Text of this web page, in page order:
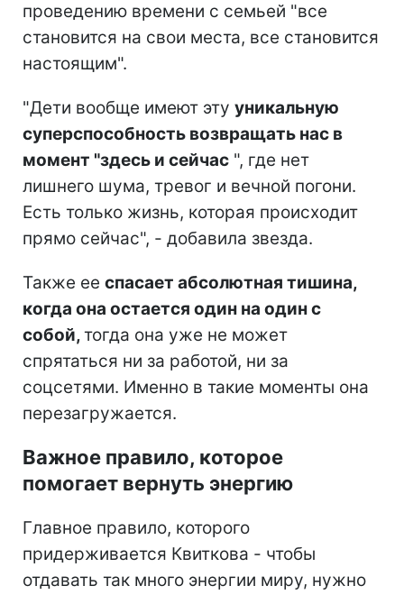
проведению времени с семьей "все
становится на свои места, все становится
настоящим".
"Дети вообще имеют эту уникальную
суперспособность возвращать нас в
момент "здесь и сейчас ", где нет
лишнего шума, тревог и вечной погони.
Есть только жизнь, которая происходит
прямо сейчас", - добавила звезда.
Также ее спасает абсолютная тишина,
когда она остается один на один с
собой,тогда она уже не может
спрятаться ни за работой, ни за
соцсетями. Именно в такие моменты она
перезагружается.
Важное правило, которое
помогает вернуть энергию
Главное правило, которого
придерживается Квиткова - чтобы
отдавать так много энергии миру, нужно